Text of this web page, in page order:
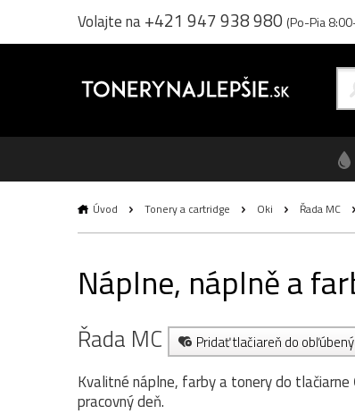
Volajte na+421 947 938 980 (Po-Pia
Úvod Tonery a cartridge Oki Řada MC
Náplne, náplně a
Řada MC Pridať tlačiareň do
Kvalitné náplne, farby a tonery do tlačiarne
pracovný deň.